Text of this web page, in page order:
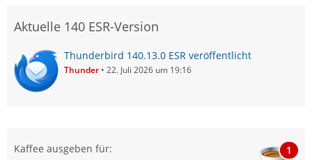
Aktuelle 140 ESR-Version
Thunderbird 140.13.0 ESR veröffentlicht
Thunder 22. Juli 2026 um 19:16
Kaffee ausgeben für: 1